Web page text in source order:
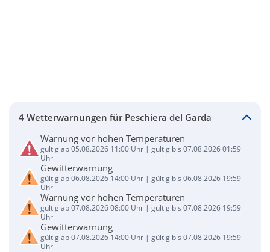
4 Wetterwarnungen für Peschiera del Garda
Warnung vor hohen Temperaturen
gültig ab 05.08.2026 11:00 Uhr | gültig bis 07.08.2026 01:59
Uhr
Gewitterwarnung
gültig ab 06.08.2026 14:00 Uhr | gültig bis 06.08.2026 19:59
Uhr
Warnung vor hohen Temperaturen
gültig ab 07.08.2026 08:00 Uhr | gültig bis 07.08.2026 19:59
Uhr
Gewitterwarnung
gültig ab 07.08.2026 14:00 Uhr | gültig bis 07.08.2026 19:59
Uhr